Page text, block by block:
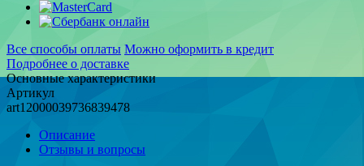
Все способы оплаты Можно оформить в кредит
Подробнее о доставке
Основные характеристики
Артикул
art12000039736839478
Описание
Отзывы и вопросы